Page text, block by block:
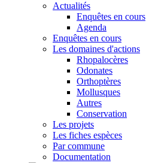
Actualités
Enquêtes en cours
Agenda
Enquêtes en cours
Les domaines d'actions
Rhopalocères
Odonates
Orthoptères
Mollusques
Autres
Conservation
Les projets
Les fiches espèces
Par commune
Documentation